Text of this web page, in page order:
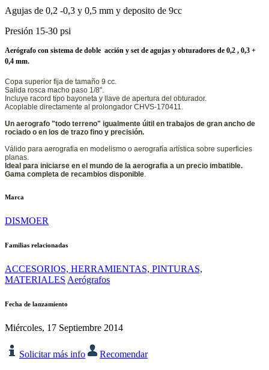
Agujas de 0,2 -0,3 y 0,5 mm y deposito de 9cc
Presión 15-30 psi
Aerógrafo con sistema de doble acción y set de agujas y obturadores de 0,2 , 0,3 +
0,4 mm.
Copa superior fija de tamaño 9 cc.
Salida rosca macho paso 1/8".
Incluye racord tipo bayoneta y llave de apertura del obturador.
Acoplable directamente al prolongador CHVS-170411.
Un aerografo "todo terreno" igualmente úitil en trabajos de gran ancho de
rociado o en los de trazo fino y precisión.
Válido para aerografia en modelismo o aerografía artística sobre superficies
planas.
Ideal para iniciarse en el mundo de la aerografia a un precio imbatible.
Gama completa de recambios disponible
Marca
DISMOER
Familias relacionadas
ACCESORIOS, HERRAMIENTAS, PINTURAS,
MATERIALES Aerógrafos
Fecha de lanzamiento
Miércoles, 17 Septiembre 2014
Solicitar más info Recomendar